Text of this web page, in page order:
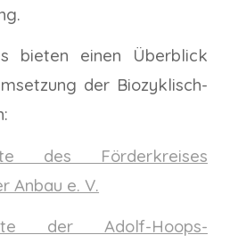
bieten einen Überblick
der Biozyklisch-
des Förderkreises
Anbau e. V.
der Adolf-Hoops-